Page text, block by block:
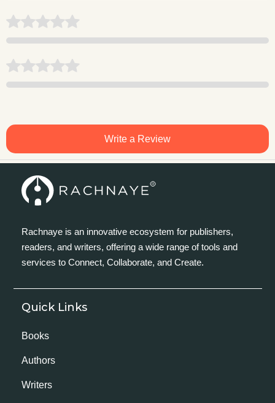
Write a Review
Rachnaye is an innovative ecosystem for publishers,
readers, and writers, offering a wide range of tools and
services to Connect, Collaborate, and Create.
Quick Links
Books
Authors
Writers